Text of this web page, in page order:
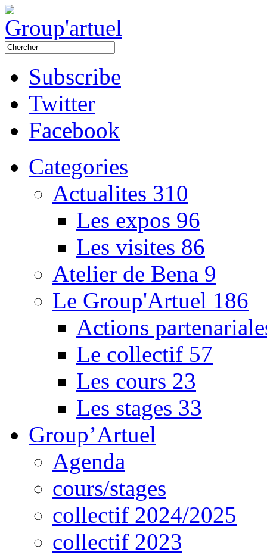
Subscribe
Twitter
Facebook
Categories
Actualites 310
Les expos 96
Les visites 86
Atelier de Bena 9
Le Group'Artuel 186
Actions
Le collectif 57
Les cours 23
Les stages 33
Group’Artuel
Agenda
cours/stages
collectif 2024/2025
collectif 2023